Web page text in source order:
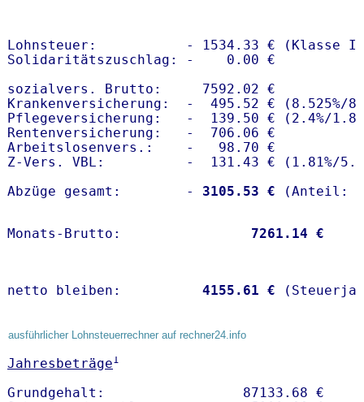
Lohnsteuer:           - 1534.33 € (Klasse I)
Solidaritätszuschlag: -    0.00 €
sozialvers. Brutto:     7592.02 €
Krankenversicherung:  -  495.52 € (8.525%/
Pflegeversicherung:   -  139.50 € (2.4%/
Rentenversicherung:   -  706.06 €
Arbeitslosenvers.:    -   98.70 €
Z-Vers. VBL:          -  131.43 € ( 1.81%/
Abzüge gesamt:        -
3105.53 €
Monats-Brutto: 7261.14 €
netto bleiben: 4155.61 €
ausführlicher Lohnsteuerrechner auf rechner24.info
Jahresbeträge1
Grundgehalt:                 87133.68 €